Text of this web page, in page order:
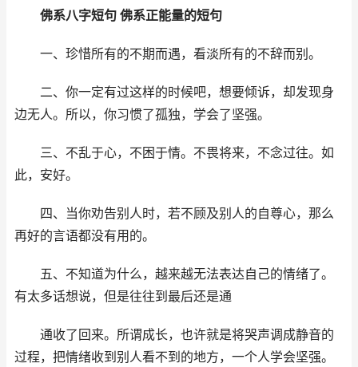
佛系八字短句 佛系正能量的短句
一、珍惜所有的不期而遇，看淡所有的不辞而别。
二、你一定有过这样的时候吧，想要倾诉，却发现身
边无人。所以，你习惯了孤独，学会了坚强。
三、不乱于心，不困于情。不畏将来，不念过往。如
此，安好。
四、当你劝告别人时，若不顾及别人的自尊心，那么
再好的言语都没有用的。
五、不知道为什么，越来越无法表达自己的情绪了。
有太多话想说，但是往往到最后还是通
通收了回来。所谓成长，也许就是将哭声调成静音的
过程，把情绪收到别人看不到的地方，一个人学会坚强。